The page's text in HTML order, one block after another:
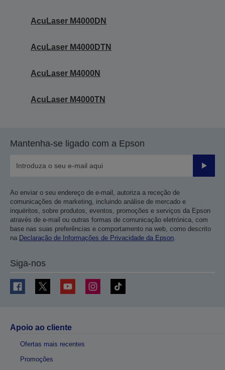
AcuLaser M4000DN
AcuLaser M4000DTN
AcuLaser M4000N
AcuLaser M4000TN
Mantenha-se ligado com a Epson
Enviar
Ao enviar o seu endereço de e-mail, autoriza a receção de
comunicações de marketing, incluindo análise de mercado e
inquéritos, sobre produtos, eventos, promoções e serviços da Epson
através de e-mail ou outras formas de comunicação eletrónica, com
base nas suas preferências e comportamento na web, como descrito
na Declaração de Informações de Privacidade da Epson.
Siga-nos
Apoio ao cliente
Ofertas mais recentes
Promoções